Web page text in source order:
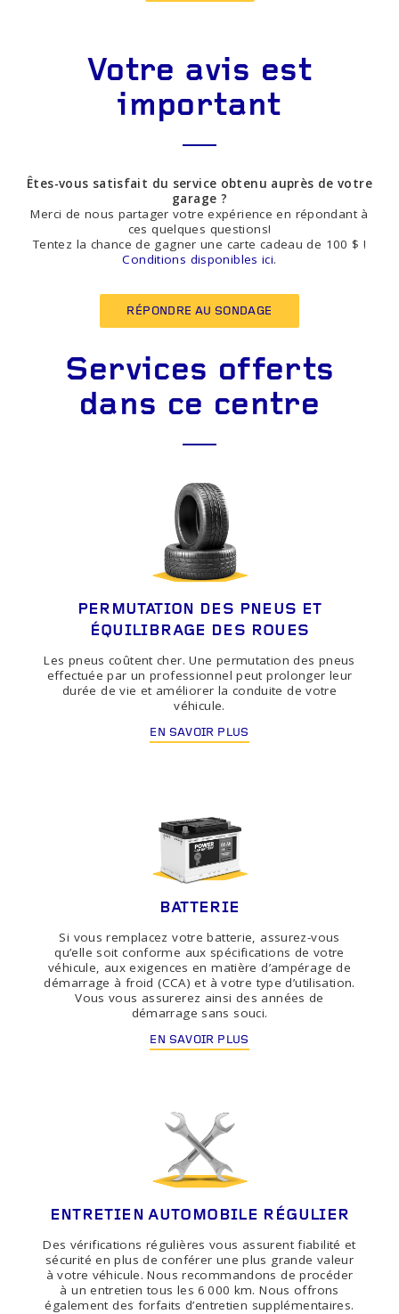
Votre avis est
important
Êtes-vous satisfait du service obtenu auprès de votre
garage ?
Merci de nous partager votre expérience en répondant à
ces quelques questions!
Tentez la chance de gagner une carte cadeau de 100 $ !
Conditions disponibles ici.
RÉPONDRE AU SONDAGE
Services offerts
dans ce centre
PERMUTATION DES PNEUS ET
ÉQUILIBRAGE DES ROUES
Les pneus coûtent cher. Une permutation des pneus
effectuée par un professionnel peut prolonger leur
durée de vie et améliorer la conduite de votre
véhicule.
EN SAVOIR PLUS
BATTERIE
Si vous remplacez votre batterie, assurez-vous
qu’elle soit conforme aux spécifications de votre
véhicule, aux exigences en matière d’ampérage de
démarrage à froid (CCA) et à votre type d’utilisation.
Vous vous assurerez ainsi des années de
démarrage sans souci.
EN SAVOIR PLUS
ENTRETIEN AUTOMOBILE RÉGULIER
Des vérifications régulières vous assurent fiabilité et
sécurité en plus de conférer une plus grande valeur
à votre véhicule. Nous recommandons de procéder
à un entretien tous les 6 000 km. Nous offrons
également des forfaits d’entretien supplémentaires.